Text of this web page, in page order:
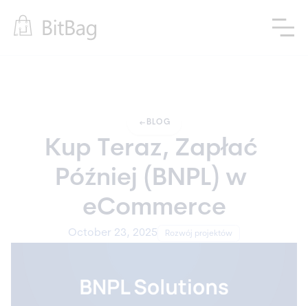
arrow_left_alt BLOG
Kup Teraz, Zapłać
Później (BNPL) w
eCommerce
October 23, 2025 Rozwój projektów